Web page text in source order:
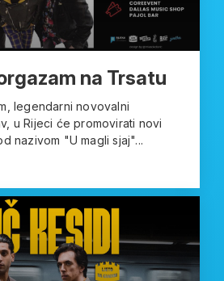
na Trsatu
legendarni novovalni
u Rijeci će promovirati novi
nazivom "U magli sjaj"...